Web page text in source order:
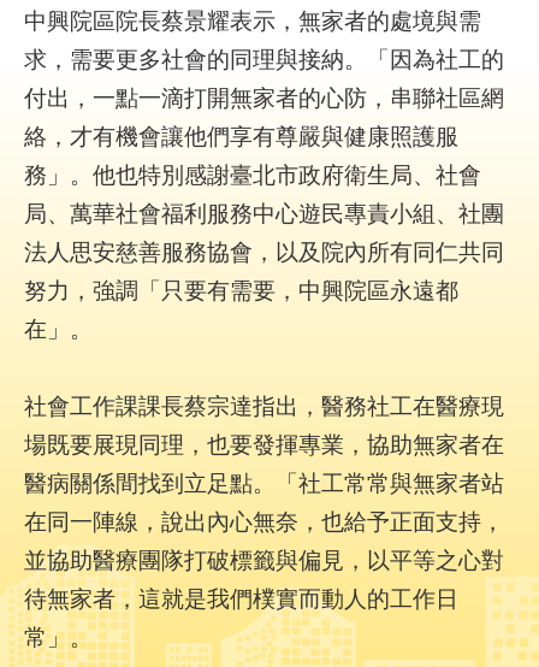
回
首
頁
台
北
卡-
健
康
服
務
陳
統
員
信
箱
ENGLISH
中興院區院長蔡景耀表示，無家者的處境與需
求，需要更多社會的同理與接納。「因為社工的
付出，一點一滴打開無家者的心防，串聯社區網
絡，才有機會讓他們享有尊嚴與健康照護服
務」。他也特別感謝臺北市政府衛生局、社會
局、萬華社會福利服務中心遊民專責小組、社團
法人思安慈善服務協會，以及院內所有同仁共同
努力，強調「只要有需要，中興院區永遠都
在」。
社會工作課課長蔡宗達指出，醫務社工在醫療現
場既要展現同理，也要發揮專業，協助無家者在
醫病關係間找到立足點。「社工常常與無家者站
在同一陣線，說出內心無奈，也給予正面支持，
並協助醫療團隊打破標籤與偏見，以平等之心對
待無家者，這就是我們樸實而動人的工作日
常」。